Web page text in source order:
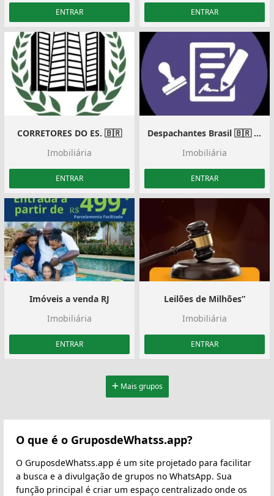
ENTRAR ENTRAR
CORRETORES DO ES. 🇧🇷
Imobiliária
ENTRAR
Despachantes Brasil 🇧🇷 Novo/Extensão
Imobiliária
ENTRAR
Imóveis a venda RJ
Imobiliária
ENTRAR
Leilões de Milhões”
Imobiliária
ENTRAR
Mais grupos
O que é o GruposdeWhatss.app?
O GruposdeWhatss.app é um site projetado para facilitar
a busca e a divulgação de grupos no WhatsApp. Sua
função principal é criar um espaço centralizado onde os